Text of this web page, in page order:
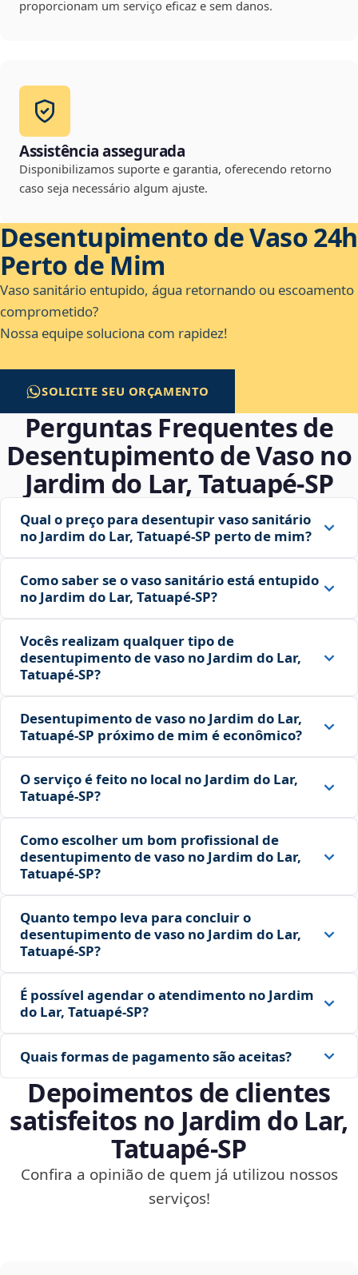
proporcionam um serviço eficaz e sem danos.
Assistência assegurada
Disponibilizamos suporte e garantia, oferecendo retorno
caso seja necessário algum ajuste.
Desentupimento de Vaso 24h
Perto de Mim
Vaso sanitário entupido, água retornando ou escoamento
comprometido?
Nossa equipe soluciona com rapidez!
SOLICITE SEU ORÇAMENTO
Perguntas Frequentes de
Desentupimento de Vaso no
Jardim do Lar, Tatuapé‑SP
Qual o preço para desentupir vaso sanitário
no Jardim do Lar, Tatuapé‑SP perto de mim?
Como saber se o vaso sanitário está entupido
no Jardim do Lar, Tatuapé‑SP?
Vocês realizam qualquer tipo de
desentupimento de vaso no Jardim do Lar,
Tatuapé‑SP?
Desentupimento de vaso no Jardim do Lar,
Tatuapé‑SP próximo de mim é econômico?
O serviço é feito no local no Jardim do Lar,
Tatuapé‑SP?
Como escolher um bom profissional de
desentupimento de vaso no Jardim do Lar,
Tatuapé‑SP?
Quanto tempo leva para concluir o
desentupimento de vaso no Jardim do Lar,
Tatuapé‑SP?
É possível agendar o atendimento no Jardim
do Lar, Tatuapé‑SP?
Quais formas de pagamento são aceitas?
Depoimentos de clientes
satisfeitos no Jardim do Lar,
Tatuapé‑SP
Confira a opinião de quem já utilizou nossos
serviços!